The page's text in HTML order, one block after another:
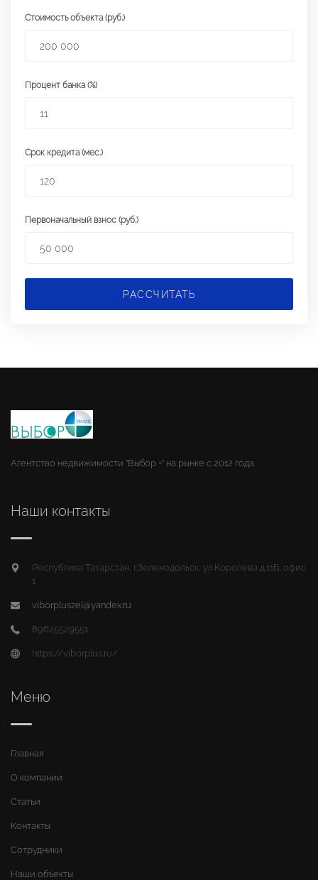
Стоимость объекта (руб.)
Процент банка (%)
Срок кредита (мес.)
Первоначальный взнос (руб.)
РАССЧИТАТЬ
Агентство недвижимости "Выбор +" на рынке с 2012 года.
Наши контакты
Республика Татарстан, г.Зеленодольск, ул.Королева д.11Б, офис
1
viborpluszel@yandex.ru
89625529551
https://viborplus.ru/
Меню
Главная
О компании
Статьи
Контакты
Сотрудники
Наши объекты